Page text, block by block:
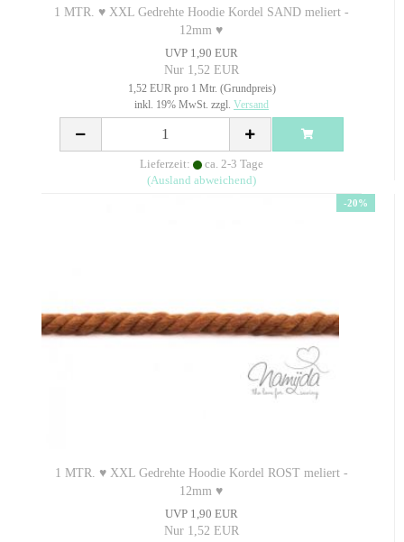
1 MTR. ♥ XXL Gedrehte Hoodie Kordel SAND meliert -
12mm ♥
UVP 1,90 EUR
Nur 1,52 EUR
1,52 EUR pro 1 Mtr. (Grundpreis)
inkl. 19% MwSt. zzgl. Versand
Lieferzeit:
ca. 2-3 Tage
(Ausland abweichend)
-20%
1 MTR. ♥ XXL Gedrehte Hoodie Kordel ROST meliert -
12mm ♥
UVP 1,90 EUR
Nur 1,52 EUR